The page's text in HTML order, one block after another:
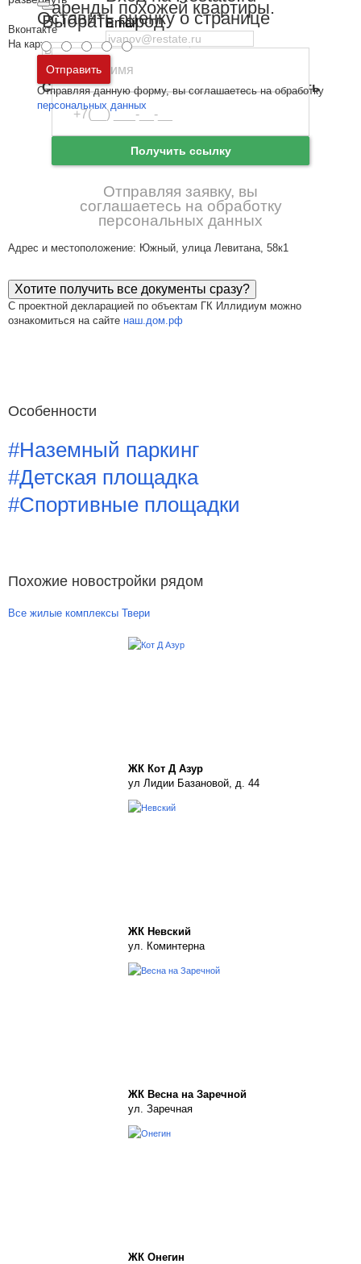
Выбрать город
Москва и
Московская область
Санкт-Петербург иЛенинградская область
Email
Пароль
Войти Забыли пароль
Ещё нет аккаунта?
Зарегистрироваться
Вконтакте
На карте
Адрес и местоположение: Южный, улица Левитана, 58к1
Хотите получить все документы сразу?
С проектной декларацией по объектам ГК Иллидиум можно
ознакомиться на сайте наш.дом.рф
Особенности
#Наземный паркинг
#Детская площадка
#Спортивные площадки
Похожие новостройки рядом
Все жилые комплексы Твери
ЖК Кот Д Азур
ул Лидии Базановой, д. 44
ЖК Невский
ул. Коминтерна
ЖК Весна на Заречной
ул. Заречная
ЖК Онегин
аренды похожей квартиры.
Получить ссылку
Отправляя заявку, вы
соглашаетесь на обработку
персональных данных
Оставить оценку о странице
Отправить
Отправляя данную форму, вы соглашаетесь на обработку
персональных данных